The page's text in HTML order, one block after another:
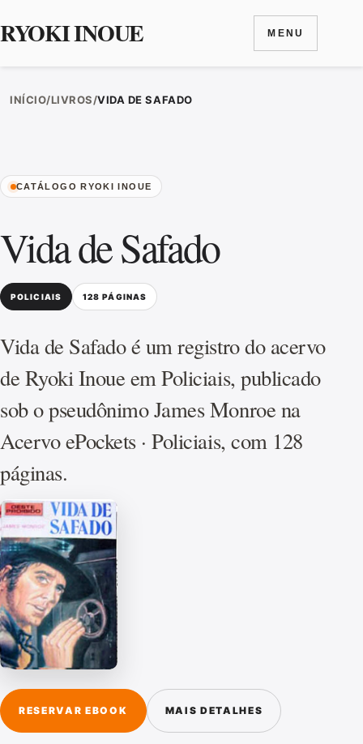
RYOKI INOUE MENU
INÍCIO/LIVROS/VIDA DE SAFADO
CATÁLOGO RYOKI INOUE
Vida de Safado
POLICIAIS 128 PÁGINAS
Vida de Safado é um registro do acervo
de Ryoki Inoue em Policiais, publicado
sob o pseudônimo James Monroe na
Acervo ePockets · Policiais, com 128
páginas.
RESERVAR EBOOK MAIS DETALHES